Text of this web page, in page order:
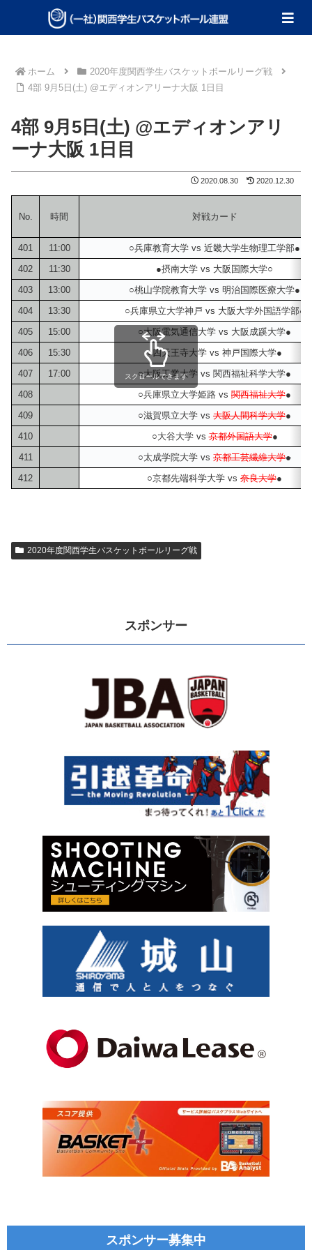
ホーム
2020年度関西学生バスケットボールリーグ戦
4部 9月5日(土) @エディオンアリーナ大阪 1日目
4部 9月5日(土) @エディオンアリ
ーナ大阪 1日目
2020.08.30 2020.12.30
No. 時間 対戦カード
401 11:00
○兵庫教育大学 vs 近畿大学生物理工学部●
402
11:30
●摂南大学 vs 大阪国際大学○
403
13:00
○桃山学院教育大学 vs 明治国際医療大学●
404
13:30
○兵庫県立大学神戸 vs 大阪大学外国語学部●
405
15:00
○大阪電気通信大学 vs 大阪成蹊大学●
406
15:30
○四天王寺大学 vs 神戸国際大学●
407
17:00
○大阪工業大学 vs 関西福祉科学大学●
408
○兵庫県立大学姫路 vs 関西福祉大学●
409
○滋賀県立大学 vs 大阪人間科学大学●
410
○大谷大学 vs京都外国語大学●
411
○太成学院大学 vs 京都工芸繊維大学●
412
○京都先端科学大学 vs 奈良大学●
スクロールできます
2020年度関西学生バスケットボールリーグ戦
スポンサー
スポンサー募集中